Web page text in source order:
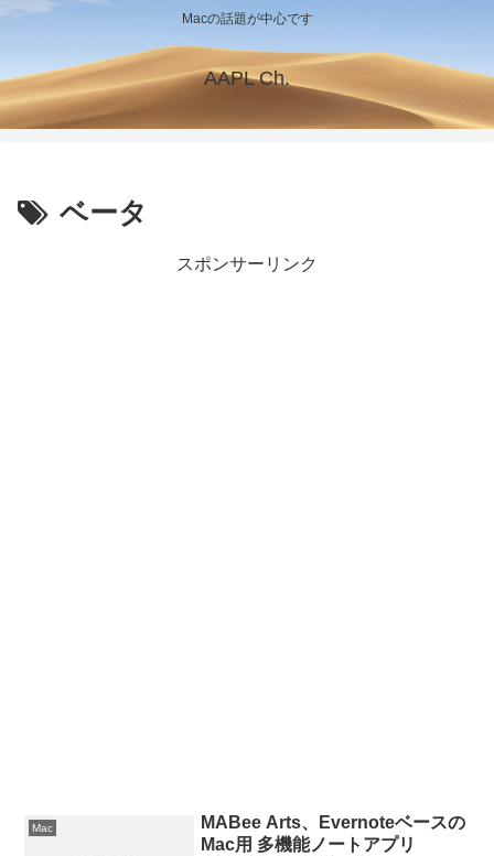
Macの話題が中心です
AAPL Ch.
ベータ
スポンサーリンク
Mac
MABee Arts、Evernoteベースの
Mac用 多機能ノートアプリ